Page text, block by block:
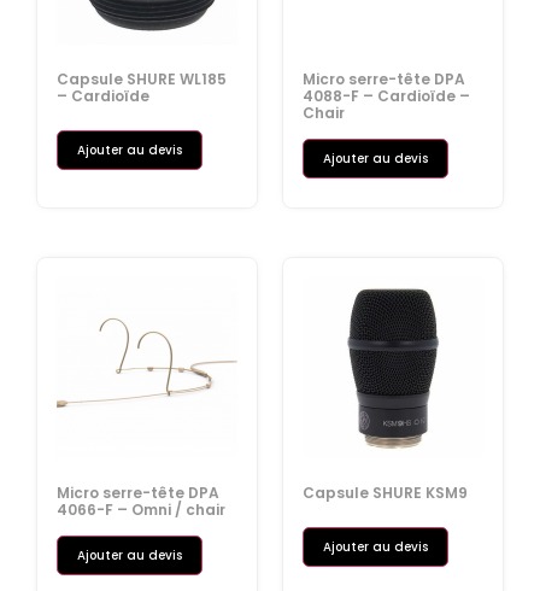
Capsule SHURE WL185
– Cardioïde
Ajouter au devis
Micro serre-tête DPA
4088-F – Cardioïde –
Chair
Ajouter au devis
Micro serre-tête DPA
4066-F – Omni / chair
Ajouter au devis
Capsule SHURE KSM9
Ajouter au devis